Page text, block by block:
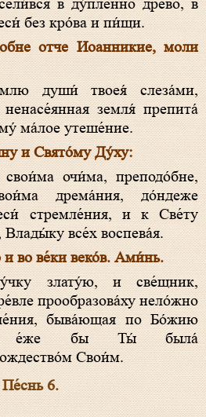
в ду́пленно дре́во, в
без кро́ва и пи́щи.
отче Иоанникие, моли
земля́ препита́
ма́лое утеше́ние.
и Свято́му Ду́ху:
дрема́ния, до́ндеже
стремле́ния, и к Све́ту
все́х воспева́я.
и во ве́ки веко́в. Ами́нь.
злату́ю, и све́щник,
прообразова́ху нело́жно
быва́ющая по Бо́жию
е́же бы Ты́ была́
Свои́м.
Пе́снь 6.